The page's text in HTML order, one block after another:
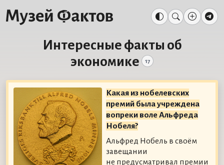
Интересные факты об
экономике
17
Какая из нобелевских
премий была учреждена
вопреки воле Альфреда
Нобеля?
Альфред Нобель в своём
завещании
не предусматривал премии